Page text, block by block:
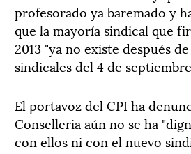
profesorado ya baremado y
que la mayoría sindical que
2013 "ya no existe después
sindicales del 4 de
El portavoz del CPI ha
Conselleria aún no se ha
con ellos ni con el nuevo